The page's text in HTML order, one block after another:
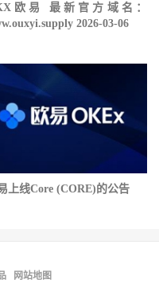
欧易 最新官方域名：
2026-03-06
上线Core (CORE)的公告
网站地图